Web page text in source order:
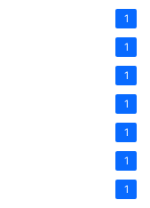
1
1
1
1
1
1
1